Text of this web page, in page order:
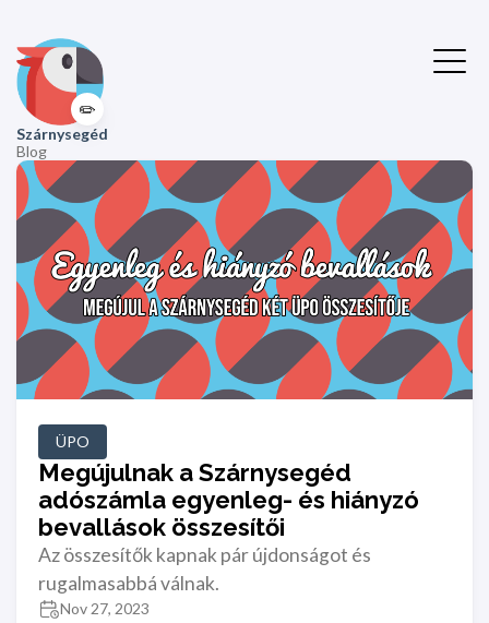
✏️
Szárnysegéd
Blog
ÜPO
Megújulnak a Szárnysegéd
adószámla egyenleg- és hiányzó
bevallások összesítői
Az összesítők kapnak pár újdonságot és
rugalmasabbá válnak.
Nov 27, 2023